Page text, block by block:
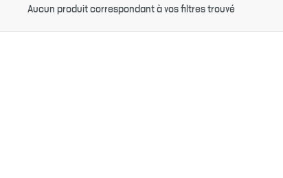
Aucun produit correspondant à vos filtres trouvé